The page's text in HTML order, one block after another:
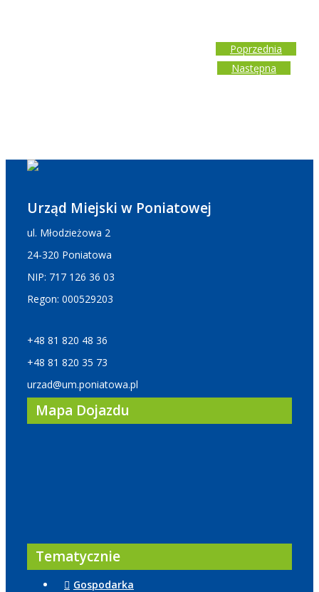
Poprzednia
Następna
Urząd Miejski w Poniatowej
ul. Młodzieżowa 2
24-320 Poniatowa
NIP: 717 126 36 03
Regon: 000529203
+48 81 820 48 36
+48 81 820 35 73
urzad@um.poniatowa.pl
Mapa Dojazdu
Tematycznie
Gospodarka